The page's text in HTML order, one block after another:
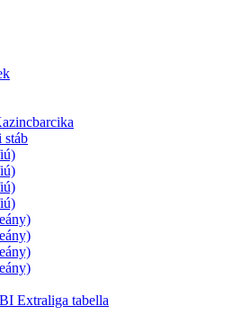
stáb
Extraliga tabella